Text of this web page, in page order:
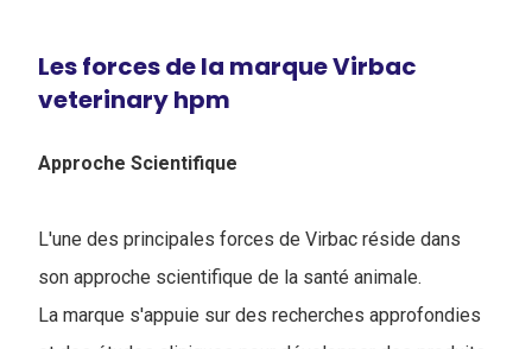
Les forces de la marque Virbac
veterinary hpm
Approche Scientifique
L'une des principales forces de Virbac réside dans
son approche scientifique de la santé animale.
La marque s'appuie sur des recherches approfondies